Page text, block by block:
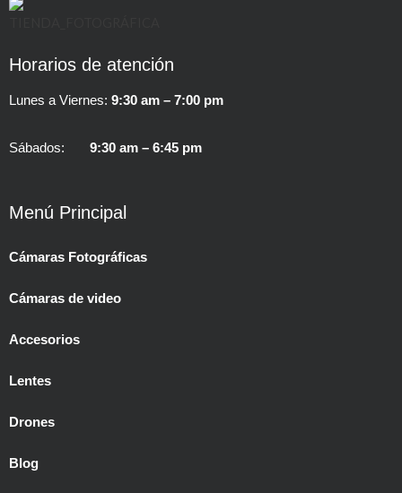
Horarios de atención
Lunes a Viernes: 9:30 am – 7:00 pm
Sábados: 9:30 am – 6:45 pm
Menú Principal
Cámaras Fotográficas
Cámaras de video
Accesorios
Lentes
Drones
Blog